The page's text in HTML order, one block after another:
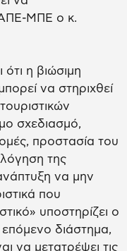
ΜΠΕ ο κ.
ότι η βιώσιμη
να στηριχθεί
σχεδιασμό,
προστασία του
της
να μην
που
υποστηρίζει ο
επόμενο διάστημα,
να μετατρέψει τις